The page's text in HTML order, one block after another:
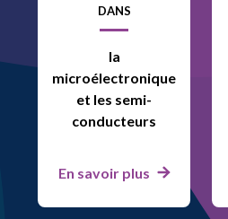
DANS
la
microélectronique
et les semi-
conducteurs
En savoir plus